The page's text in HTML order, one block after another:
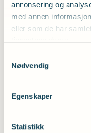
annonsering og
med annen
eller som de har
Nødvendig
Egenskaper
Statistikk
Ung Hørsel skal
hørselshemmede
skal Ung Hørsel
Ung Hørsel skal
hørselsrelaterte